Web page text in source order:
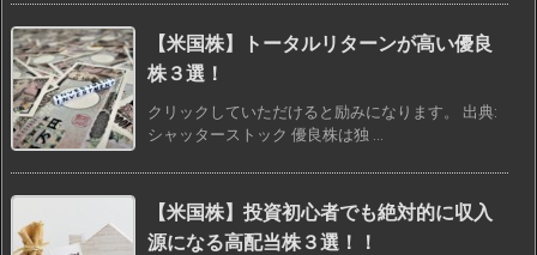
【米国株】トータルリターンが高い優良
株３選！
クリックしていただけると励みになります。 出典:
シャッターストック 優良株は独 ...
【米国株】投資初心者でも絶対的に収入
源になる高配当株３選！！